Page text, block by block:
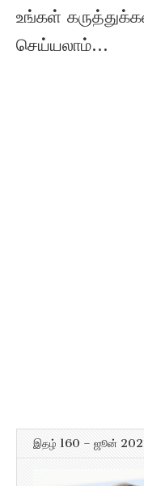
உங்கள்
செய்யலாம்...
இதழ் 160 – ஜூன்